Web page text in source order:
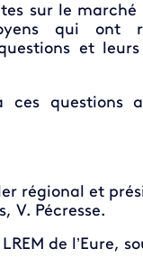
sur le
qui ont
et leurs
ces questions
régional et
V. Pécresse.
de l’Eure,